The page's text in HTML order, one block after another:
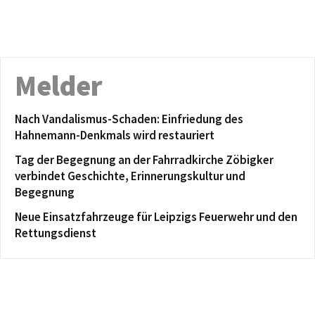
Melder
Nach Vandalismus-Schaden: Einfriedung des
Hahnemann-Denkmals wird restauriert
Tag der Begegnung an der Fahrradkirche Zöbigker
verbindet Geschichte, Erinnerungskultur und
Begegnung
Neue Einsatzfahrzeuge für Leipzigs Feuerwehr und den
Rettungsdienst